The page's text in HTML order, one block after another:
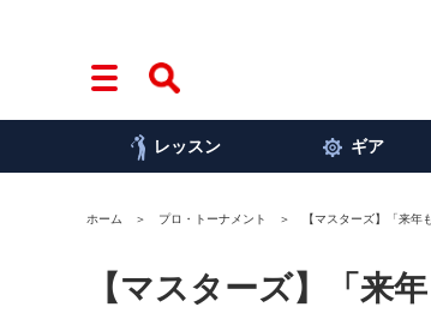
レッスン ギア
ホーム プロ・トーナメント 【マスターズ】「来
【マスターズ】「来